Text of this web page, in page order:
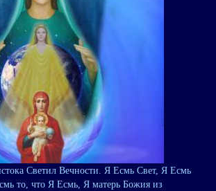
Светил Вечности. Я Есмь Свет, Я Есмь
то, что Я Есмь, Я матерь Божия из